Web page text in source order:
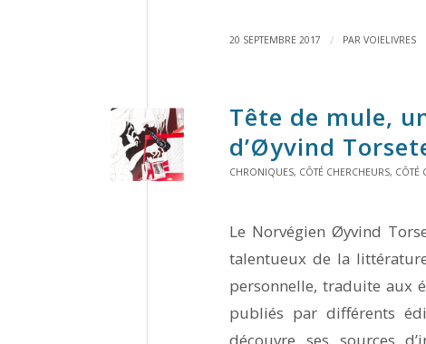
20 SEPTEMBRE 2017 / PAR VOIELIVRES
Tête de mule,
d’Øyvind
CHRONIQUES, CÔTÉ CHERCHEURS, CÔTÉ
Le Norvégien Øyvind
talentueux de la
personnelle, traduite aux
publiés par différents
découvre ses sources